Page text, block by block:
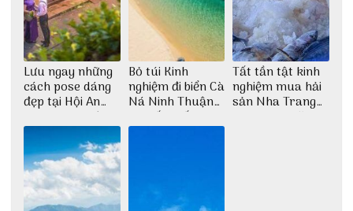
Lưu ngay những
cách pose dáng
đẹp tại Hội An
cho dân nghiện
sống ảo
Bỏ túi Kinh
nghiệm đi biển Cà
Ná Ninh Thuận
chi tiết nhất
Tất tần tật kinh
nghiệm mua hải
sản Nha Trang
không lo chặt